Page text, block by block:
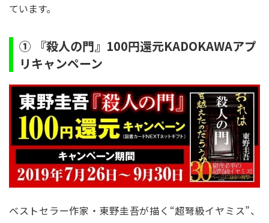
ています。
① 『殺人の門』100円還元KADOKAWAアプ
リキャンペーン
ベストセラー作家・東野圭吾が描く“超弩級イヤミス”、